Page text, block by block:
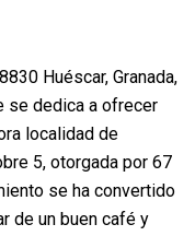
Huéscar, Granada,
se dedica a ofrecer
localidad de
5, otorgada por 67
se ha convertido
de un buen café y